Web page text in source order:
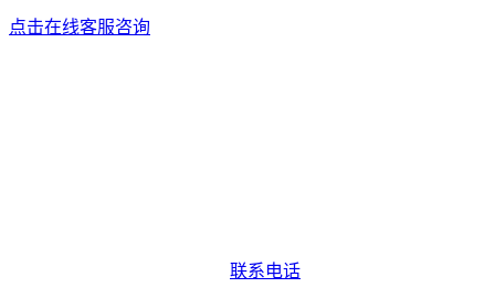
点击在线客服咨询
联系电话